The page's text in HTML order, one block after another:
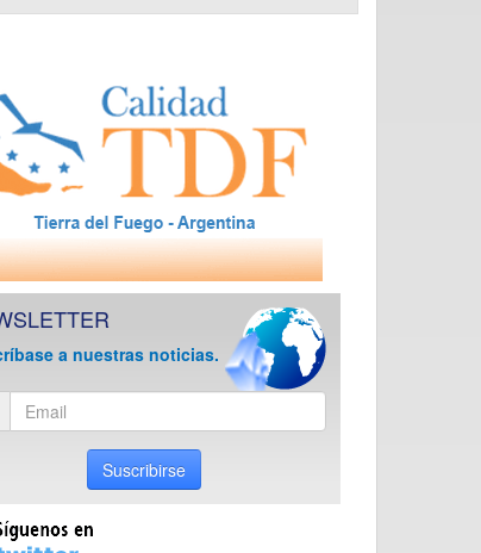
a nuestras noticias.
Suscribirse